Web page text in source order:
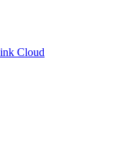
Cloud